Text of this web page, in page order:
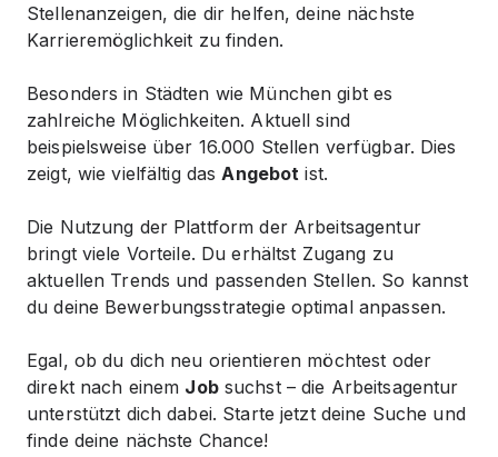
Stellenanzeigen, die dir helfen, deine nächste
Karrieremöglichkeit zu finden.
Besonders in Städten wie München gibt es
zahlreiche Möglichkeiten. Aktuell sind
beispielsweise über 16.000 Stellen verfügbar. Dies
zeigt, wie vielfältig dasAngebot ist.
Die Nutzung der Plattform der Arbeitsagentur
bringt viele Vorteile. Du erhältst Zugang zu
aktuellen Trends und passenden Stellen. So kannst
du deine Bewerbungsstrategie optimal anpassen.
Egal, ob du dich neu orientieren möchtest oder
direkt nach einem Jobsuchst – die Arbeitsagentur
unterstützt dich dabei. Starte jetzt deine Suche und
finde deine nächste Chance!